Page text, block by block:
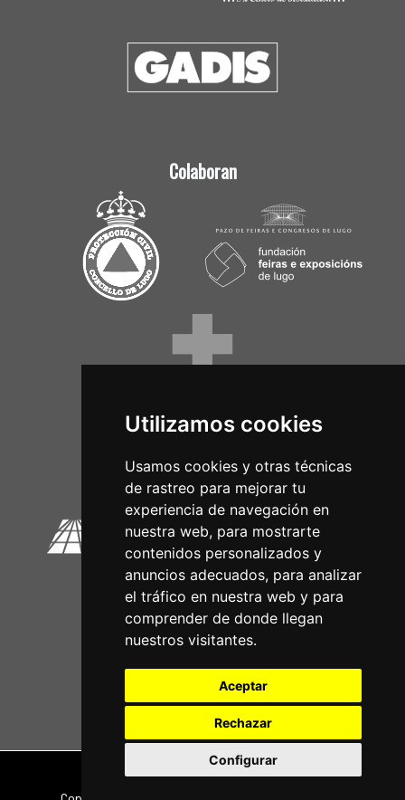
Utilizamos cookies
Usamos cookies y otras técnicas
de rastreo para mejorar tu
experiencia de navegación en
nuestra web, para mostrarte
contenidos personalizados y
anuncios adecuados, para analizar
el tráfico en nuestra web y para
comprender de donde llegan
nuestros visitantes.
Aceptar
Rechazar
Configurar
Colaboran
Circuitos Oficiais
Nota legal|Política de privacidade